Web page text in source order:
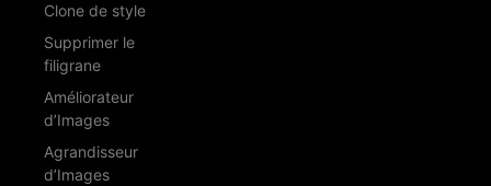
Clone de style
Supprimer le
filigrane
Améliorateur
d’Images
Agrandisseur
d’Images